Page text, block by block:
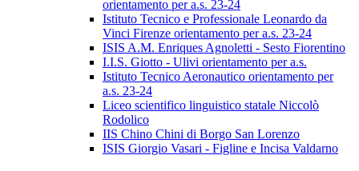
orientamento per a.s. 23-24
Istituto Tecnico e Professionale Leonardo da
Vinci Firenze orientamento per a.s. 23-24
ISIS A.M. Enriques Agnoletti - Sesto Fiorentino
I.I.S. Giotto - Ulivi orientamento per a.s.
Istituto Tecnico Aeronautico orientamento per
a.s. 23-24
Liceo scientifico linguistico statale Niccolò
Rodolico
IIS Chino Chini di Borgo San Lorenzo
ISIS Giorgio Vasari - Figline e Incisa Valdarno